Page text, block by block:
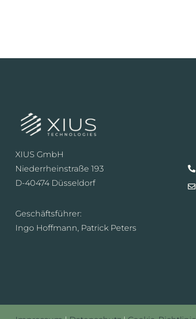
XIUS GmbH
Niederrheinstraße 193
D-40474 Düsseldorf
Geschäftsführer:
Ingo Hoffmann, Patrick Peters